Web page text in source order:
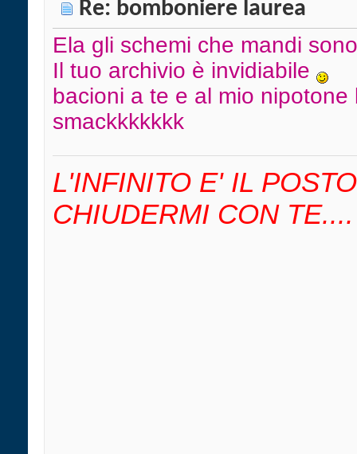
Re: bomboniere laurea
Ela gli schemi che mandi
Il tuo archivio è invidiabile
bacioni a te e al mio nipotone
smackkkkkkk
L'INFINITO E' IL
CHIUDERMI CON TE....